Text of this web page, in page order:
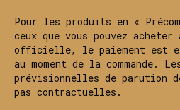
Pour les produits en «
ceux que vous pouvez
officielle, le paiement est
au moment de la commande.
prévisionnelles de parution
pas contractuelles.